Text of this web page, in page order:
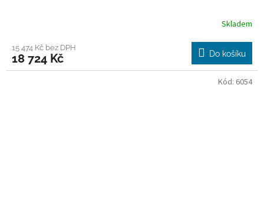
Skladem
15 474 Kč bez DPH
18 724 Kč Do košíku
Kód: 6054